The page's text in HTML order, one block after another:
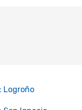
Logroño